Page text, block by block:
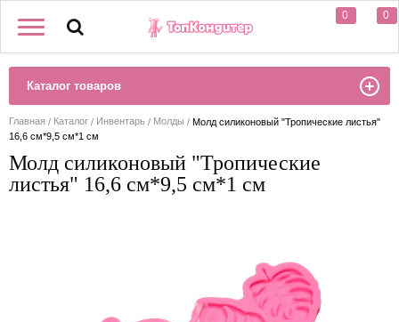
0 0
Каталог товаров
Главная Каталог Инвентарь Молды
Молд силиконовый "Тропические листья"
16,6 см*9,5 см*1 см
Молд силиконовый "Тропические
листья" 16,6 см*9,5 см*1 см